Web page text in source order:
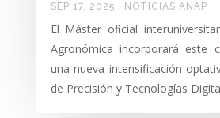
SEP 17, 2025 NOTICIAS ANAP
El Máster oficial
Agronómica incorporará este
una nueva intensificación
de Precisión y Tecnologías